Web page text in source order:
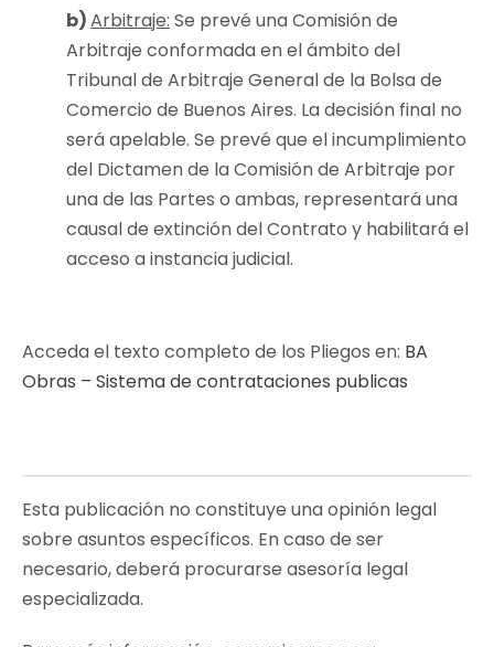
b)Arbitraje: Se prevé una Comisión de
Arbitraje conformada en el ámbito del
Tribunal de Arbitraje General de la Bolsa de
Comercio de Buenos Aires. La decisión final no
será apelable. Se prevé que el incumplimiento
del Dictamen de la Comisión de Arbitraje por
una de las Partes o ambas, representará una
causal de extinción del Contrato y habilitará el
acceso a instancia judicial.
Acceda el texto completo de los Pliegos en: BA
Obras – Sistema de contrataciones publicas
Esta publicación no constituye una opinión legal
sobre asuntos específicos. En caso de ser
necesario, deberá procurarse asesoría legal
especializada.